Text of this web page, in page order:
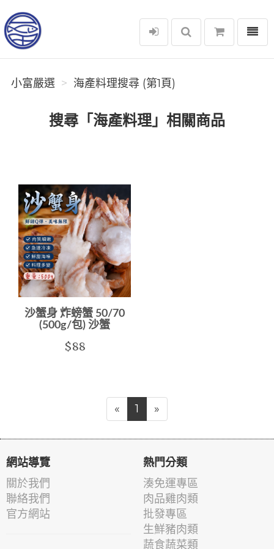
小富嚴選
選單
小富嚴選 海產料理搜尋 (第1頁)
搜尋「海產料理」相關商品
沙蟹身 炸螃蟹 50/70
(500g/包) 沙蟹
$88
« 1 »
網站導覽
關於我們
聯絡我們
官方網站
熱門分類
湊免運專區
肉品雞肉類
批發專區
生鮮豬肉類
蔬食蔬菜類